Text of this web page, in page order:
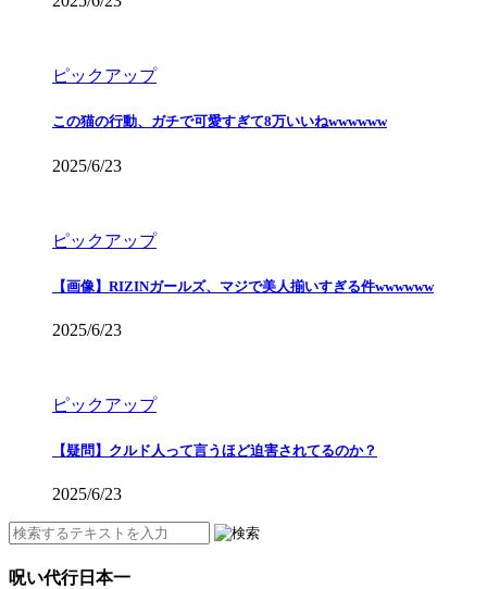
ピックアップ
この猫の行動、ガチで可愛すぎて8万いいねwwwwww
2025/6/23
ピックアップ
【画像】RIZINガールズ、マジで美人揃いすぎる件wwwwww
2025/6/23
ピックアップ
【疑問】クルド人って言うほど迫害されてるのか？
2025/6/23
呪い代行日本一